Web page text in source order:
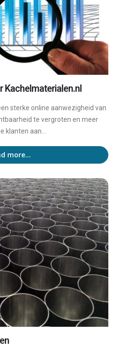
Kachelmaterialen.nl
sterke online aanwezigheid van
te vergroten en meer
klanten aan...
more...